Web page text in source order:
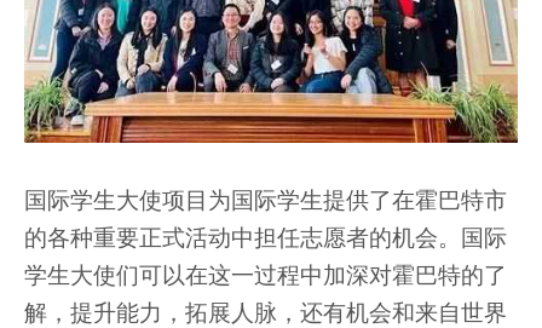
国际学生大使项目为国际学生提供了在霍巴特市
的各种重要正式活动中担任志愿者的机会。国际
学生大使们可以在这一过程中加深对霍巴特的了
解，提升能力，拓展人脉，还有机会和来自世界